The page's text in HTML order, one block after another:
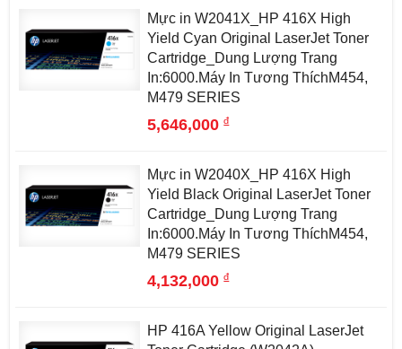
Mực in W2041X_HP 416X High
Yield Cyan Original LaserJet Toner
Cartridge_Dung Lượng Trang
In:6000.Máy In Tương ThíchM454,
M479 SERIES
5,646,000đ
Mực in W2040X_HP 416X High
Yield Black Original LaserJet Toner
Cartridge_Dung Lượng Trang
In:6000.Máy In Tương ThíchM454,
M479 SERIES
4,132,000đ
HP 416A Yellow Original LaserJet